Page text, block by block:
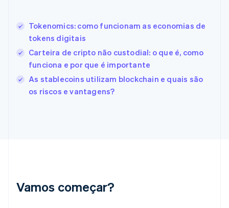
Tokenomics: como funcionam as economias de
tokens digitais
Carteira de cripto não custodial: o que é, como
funciona e por que é importante
As stablecoins utilizam blockchain e quais são
os riscos e vantagens?
Vamos começar?
EnglishEspañol简体中文
Estônia
Finlândia
EnglishSvenska
França
Gibraltar
English